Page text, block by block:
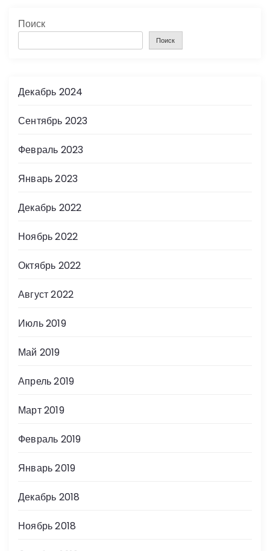
Поиск
Поиск
Декабрь 2024
Сентябрь 2023
Февраль 2023
Январь 2023
Декабрь 2022
Ноябрь 2022
Октябрь 2022
Август 2022
Июль 2019
Май 2019
Апрель 2019
Март 2019
Февраль 2019
Январь 2019
Декабрь 2018
Ноябрь 2018